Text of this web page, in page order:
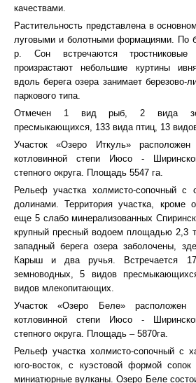
качествами.
Растительность представлена в
луговыми и болотными формациями. По
р. Сон встречаются
произрастают небольшие куртины
вдоль берега озера занимает березово-
паркового типа.
Отмечен 1 вид рыб, 2 вида
пресмыкающихся, 133 вида птиц, 13
Участок «Озеро Иткуль»
котловинной степи Июсо -
степного округа. Площадь 5547 га.
Рельеф участка холмисто-сопочный с
долинами. Территория участка, кроме
еще 5 слабо минерализованных
крупный пресный водоем площадью 2,3
западный берега озера заболочены,
Карыш и два ручья. Встречается
земноводных, 5 видов
видов млекопитающих.
Участок «Озеро Беле» расположен
котловинной степи Июсо -
степного округа. Площадь – 5870га.
Рельеф участка холмисто-сопочный с
юго-восток, с куэстовой формой
миниатюрные вулканы. Озеро Беле